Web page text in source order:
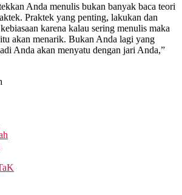
Anda menulis bukan banyak baca teori
Praktek yang penting, lakukan dan
karena kalau sering menulis maka
itu akan menarik. Bukan Anda lagi yang
Anda akan menyatu dengan jari Anda,”